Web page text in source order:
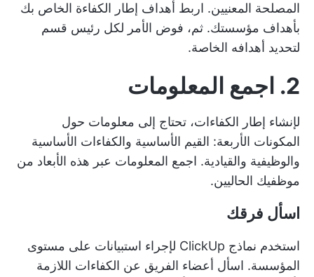
المصلحة المعنيين. اربط أهداف إطار الكفاءة الخاص بك
بأهداف مؤسستك. ثم، فوض الأمر لكل رئيس قسم
لتحديد أهدافه الخاصة.
2. اجمع المعلومات
لإنشاء إطار الكفاءات، تحتاج إلى معلومات حول
المكونات الأربعة: القيم الأساسية والكفاءات الأساسية
والوظيفية والقيادية. اجمع المعلومات عبر هذه الأبعاد من
موظفيك الحاليين.
اسأل فرقك
استخدم نماذج ClickUp
لإجراء استبيانات على مستوى
المؤسسة. اسأل أعضاء الفريق عن الكفاءات اللازمة